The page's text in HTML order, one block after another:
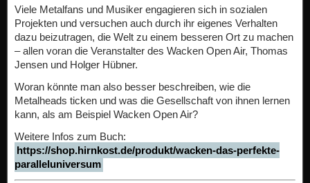
Viele Metalfans und Musiker engagieren sich in sozialen
Projekten und versuchen auch durch ihr eigenes Verhalten
dazu beizutragen, die Welt zu einem besseren Ort zu machen
– allen voran die Veranstalter des Wacken Open Air, Thomas
Jensen und Holger Hübner.
Woran könnte man also besser beschreiben, wie die
Metalheads ticken und was die Gesellschaft von ihnen lernen
kann, als am Beispiel Wacken Open Air?
Weitere Infos zum Buch:
https://shop.hirnkost.de/produkt/wacken-das-perfekte-
paralleluniversum